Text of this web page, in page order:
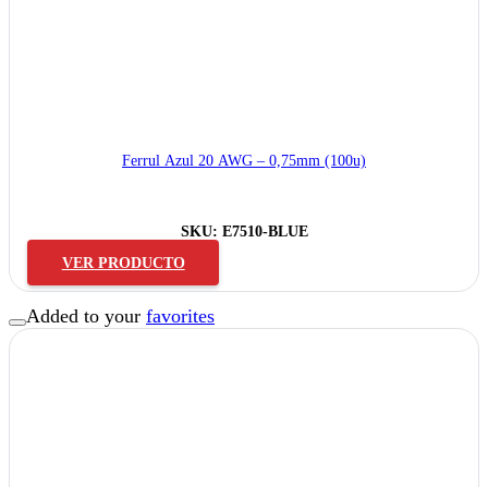
Ferrul Azul 20 AWG – 0,75mm (100u)
SKU: E7510-BLUE
VER PRODUCTO
Added to your favorites